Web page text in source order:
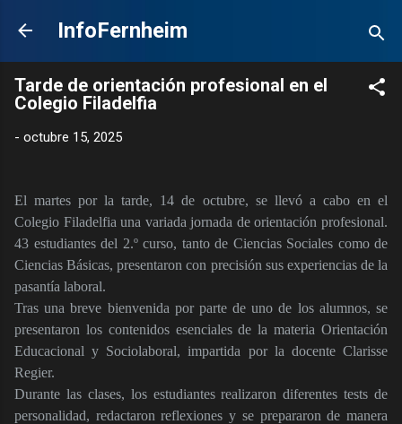
Ir al contenido principal
InfoFernheim
Tarde de orientación profesional en el
Colegio Filadelfia
- octubre 15, 2025
El martes por la tarde, 14 de octubre, se llevó a cabo en el
Colegio Filadelfia una variada jornada de orientación profesional.
43 estudiantes del 2.º curso, tanto de Ciencias Sociales como de
Ciencias Básicas, presentaron con precisión sus experiencias de la
pasantía laboral.
Tras una breve bienvenida por parte de uno de los alumnos, se
presentaron los contenidos esenciales de la materia Orientación
Educacional y Sociolaboral, impartida por la docente Clarisse
Regier.
Durante las clases, los estudiantes realizaron diferentes tests de
personalidad, redactaron reflexiones y se prepararon de manera